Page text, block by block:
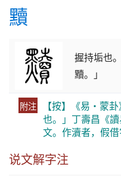
黷
握持垢也
黷。」
附注
【按】《易・蒙
也。」丁壽昌《
文。作瀆者，假借
说文解字注